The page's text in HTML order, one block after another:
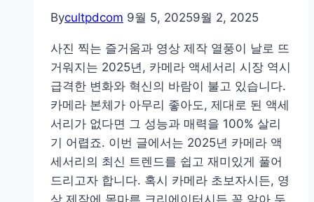
Bycultpdcom 9월 5, 20259월 2, 2025
사진 찍는 즐거움과 영상 제작 열풍이 날로 뜨
거워지는 2025년, 카메라 액세서리 시장 역시
급격한 변화와 혁신의 바람이 불고 있습니다.
카메라 본체가 아무리 좋아도, 제대로 된 액세
서리가 없다면 그 성능과 매력을 100% 살리
기 어렵죠. 이번 글에서는 2025년 카메라 액
세서리의 최신 트렌드를 쉽고 재미있게 풀어
드리고자 합니다. 혹시 카메라 초보자시든, 영